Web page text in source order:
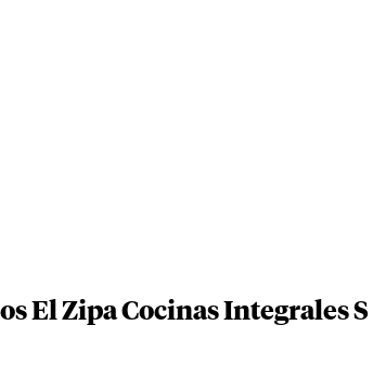
El Zipa Cocinas Integrales S